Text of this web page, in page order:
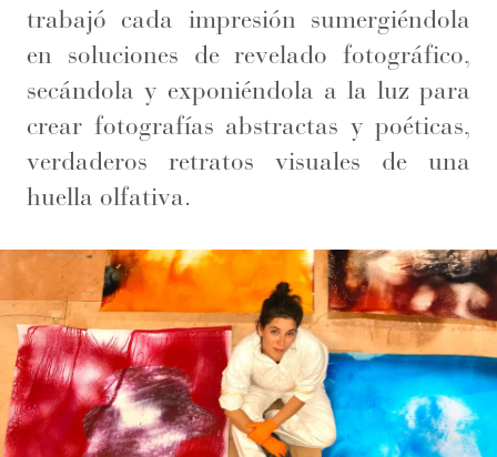
trabajó cada impresión sumergiéndola
en soluciones de revelado fotográfico,
secándola y exponiéndola a la luz para
crear fotografías abstractas y poéticas,
verdaderos retratos visuales de una
huella olfativa.